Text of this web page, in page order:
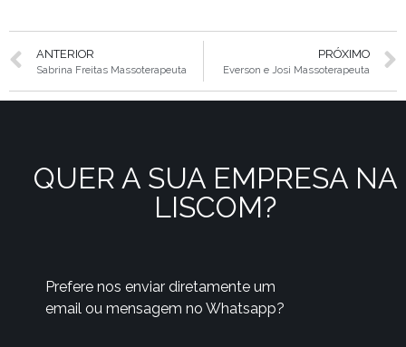
ANTERIOR
Sabrina Freitas Massoterapeuta
PRÓXIMO
Everson e Josi Massoterapeuta
QUER A SUA EMPRESA NA
LISCOM?
Prefere nos enviar diretamente um
email ou mensagem no Whatsapp?